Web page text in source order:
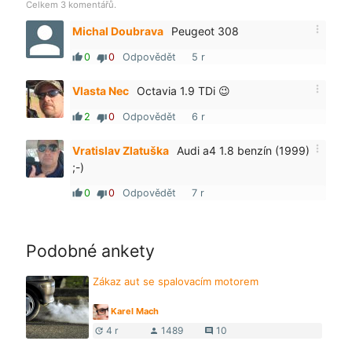
Celkem 3 komentářů.
Michal Doubrava more_vert
Peugeot 308
thumb_up0 thumb_down0 Odpovědět 5 r
Vlasta Nec more_vert
Octavia 1.9 TDi 😉
thumb_up 2 thumb_down0 Odpovědět 6 r
Vratislav Zlatuška more_vert
Audi a4 1.8 benzín (1999)
;-)
thumb_up0 thumb_down0 Odpovědět 7 r
Podobné ankety
Zákaz aut se spalovacím motorem
Karel Mach
update 4 r person 1489 comment 10